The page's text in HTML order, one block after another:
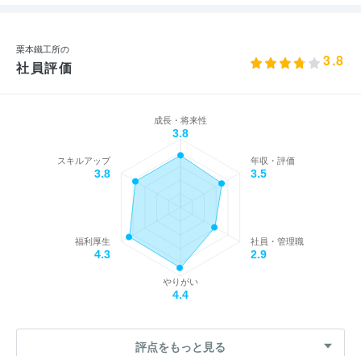
栗本鐵工所の
社員評価 3.8
成長・将来性
3.8
年収・評価
3.5
社員・管理職
2.9
やりがい
4.4
福利厚生
4.3
スキルアップ
3.8
評点をもっと見る